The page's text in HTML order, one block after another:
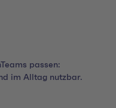
passen:
im Alltag nutzbar.